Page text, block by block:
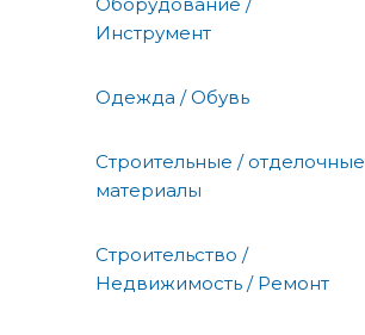
Инструмент
Одежда / Обувь
Строительные / отделочные
материалы
Строительство /
Недвижимость / Ремонт